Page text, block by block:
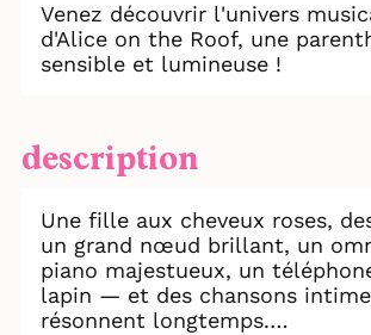
Venez découvrir l'univers
d'Alice on the Roof, une
sensible et lumineuse !
description
Une fille aux cheveux roses,
un grand nœud brillant, un
piano majestueux, un
lapin — et des chansons
résonnent longtemps.